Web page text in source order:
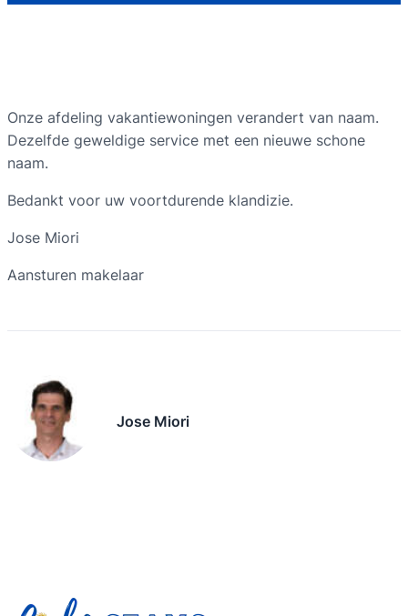
Onze afdeling vakantiewoningen verandert van naam.
Dezelfde geweldige service met een nieuwe schone
naam.
Bedankt voor uw voortdurende klandizie.
Jose Miori
Aansturen makelaar
Jose Miori